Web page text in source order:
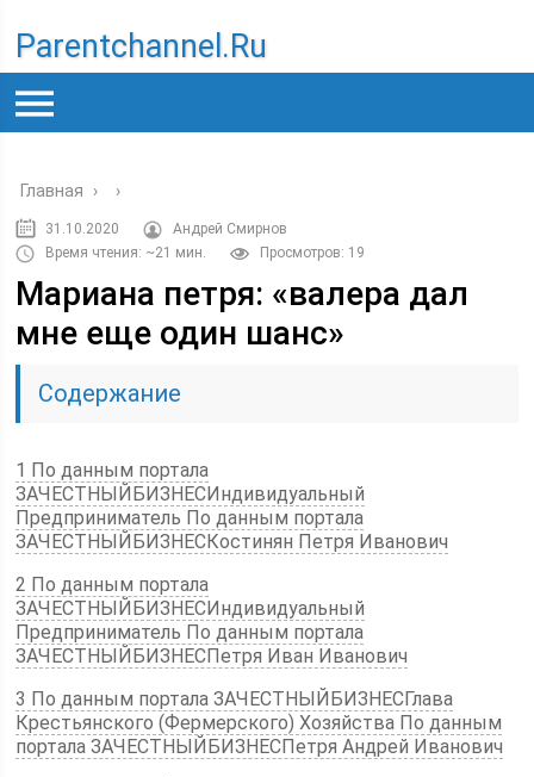
Parentchannel.ru
Главная › ›
31.10.2020
Андрей Смирнов
Время чтения: ~21 мин.
Просмотров: 19
Мариана петря: «валера дал
мне еще один шанс»
Содержание
1 По данным портала
ЗАЧЕСТНЫЙБИЗНЕСИндивидуальный
Предприниматель По данным портала
ЗАЧЕСТНЫЙБИЗНЕСКостинян Петря Иванович
2 По данным портала
ЗАЧЕСТНЫЙБИЗНЕСИндивидуальный
Предприниматель По данным портала
ЗАЧЕСТНЫЙБИЗНЕСПетря Иван Иванович
3 По данным портала ЗАЧЕСТНЫЙБИЗНЕСГлава
Крестьянского (Фермерского) Хозяйства По данным
портала ЗАЧЕСТНЫЙБИЗНЕСПетря Андрей Иванович